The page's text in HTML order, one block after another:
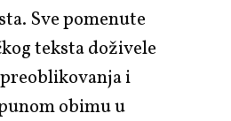
Sve pomenute
teksta doživele
i
obimu u